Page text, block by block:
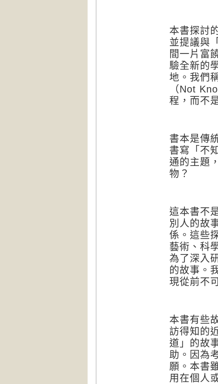
本書探討
並提議與
間一片富
驗全新的
地。我們
（Not
程，而不
書本是傳
書寫「不
通的主題
物？
這本書不
別人的故
係。這些
藝術、科
為了深入
的故事。
現從前不
本書有些
訪得知的
道」的故
助。因為
願。本書
用在個人